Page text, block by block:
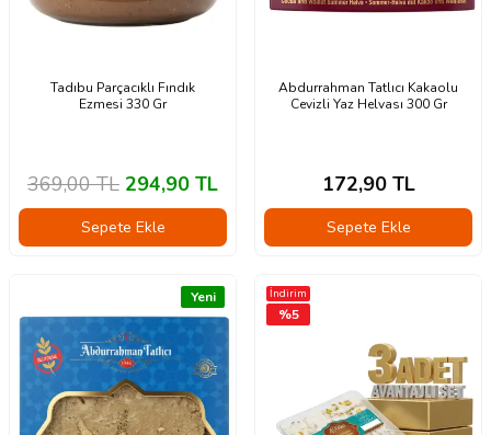
Tadıbu Parçacıklı Fındık
Ezmesi 330 Gr
369,00TL 294,90 TL
Sepete Ekle
Abdurrahman Tatlıcı Kakaolu
Cevizli Yaz Helvası 300 Gr
172,90TL
Sepete Ekle
Yeni İndirim
%5